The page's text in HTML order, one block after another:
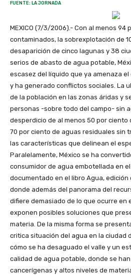
FUENTE: LA JORNADA
MEXICO (7/3/2006).- Con al menos 94
contaminados, la sobrexplotación de
desaparición de cinco lagunas y 38
serios de abasto de agua potable,
escasez del líquido que ya amenaza
y ha generado conflictos sociales. La
de la población en las zonas áridas y
personas -sobre todo del campo- sin
desperdicio de al menos 50 por ciento
70 por ciento de aguas residuales sin
las características que delinean el
Paralelamente, México se ha
consumidor de agua embotellada en
documentado en el libro Agua,
donde además del panorama del
difiere demasiado de lo que ocurre en
exponen posibles soluciones que
materia. De la misma forma se
critica situación del agua en la ciudad
cómo se ha desaguado el valle y un
calidad de agua potable, donde se
cancerígenas y altos niveles de